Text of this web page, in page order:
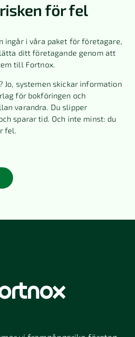
för fel
ingår i våra paket för företagare,
ditt företagande genom att
till Fortnox.
Jo, systemen skickar information
för bokföringen och
varandra. Du slipper
sparar tid. Och inte minst: du
fel.